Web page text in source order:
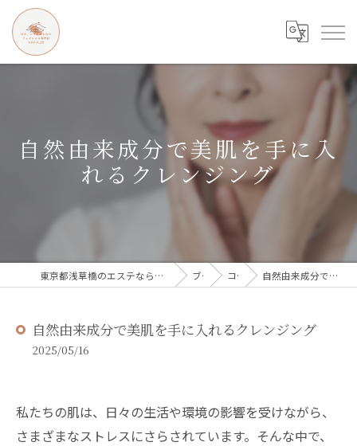
自然由来成分で美肌を手に入
れるクレンジング
東京都浅草橋のエステなら目の、シワとたるみのフェイシャル専門店 regalo ブログ コラム 自然由来成分で美肌を手に入れるクレンジング
自然由来成分で美肌を手に入れるクレンジング
2025/05/16
私たちの肌は、日々の生活や環境の影響を受けながら、
さまざまなストレスにさらされています。そんな中で、